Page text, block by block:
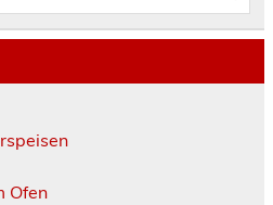
Ofen